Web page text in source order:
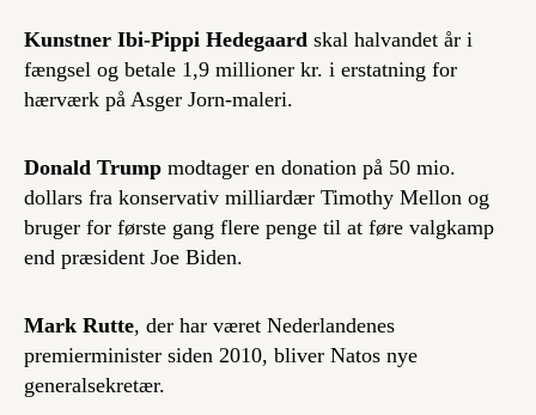
Kunstner Ibi-Pippi Hedegaard skal halvandet år i
fængsel og betale 1,9 millioner kr. i erstatning for
hærværk på Asger Jorn-maleri.
Donald Trump modtager en donation på 50 mio.
dollars fra konservativ milliardær Timothy Mellon og
bruger for første gang flere penge til at føre valgkamp
end præsident Joe Biden.
Mark Rutte, der har været Nederlandenes
premierminister siden 2010, bliver Natos nye
generalsekretær.